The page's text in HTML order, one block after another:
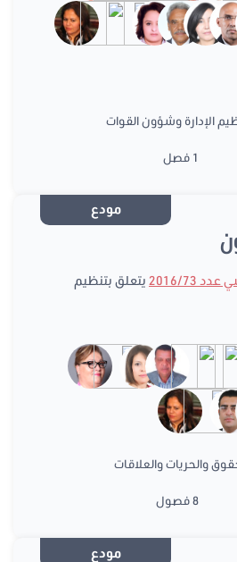
الإدارة وشؤون القوات
1 فصل
مودع
2016/73
يتعلق بتنظيم
والحريات والعلاقات
8 فصول
مودع